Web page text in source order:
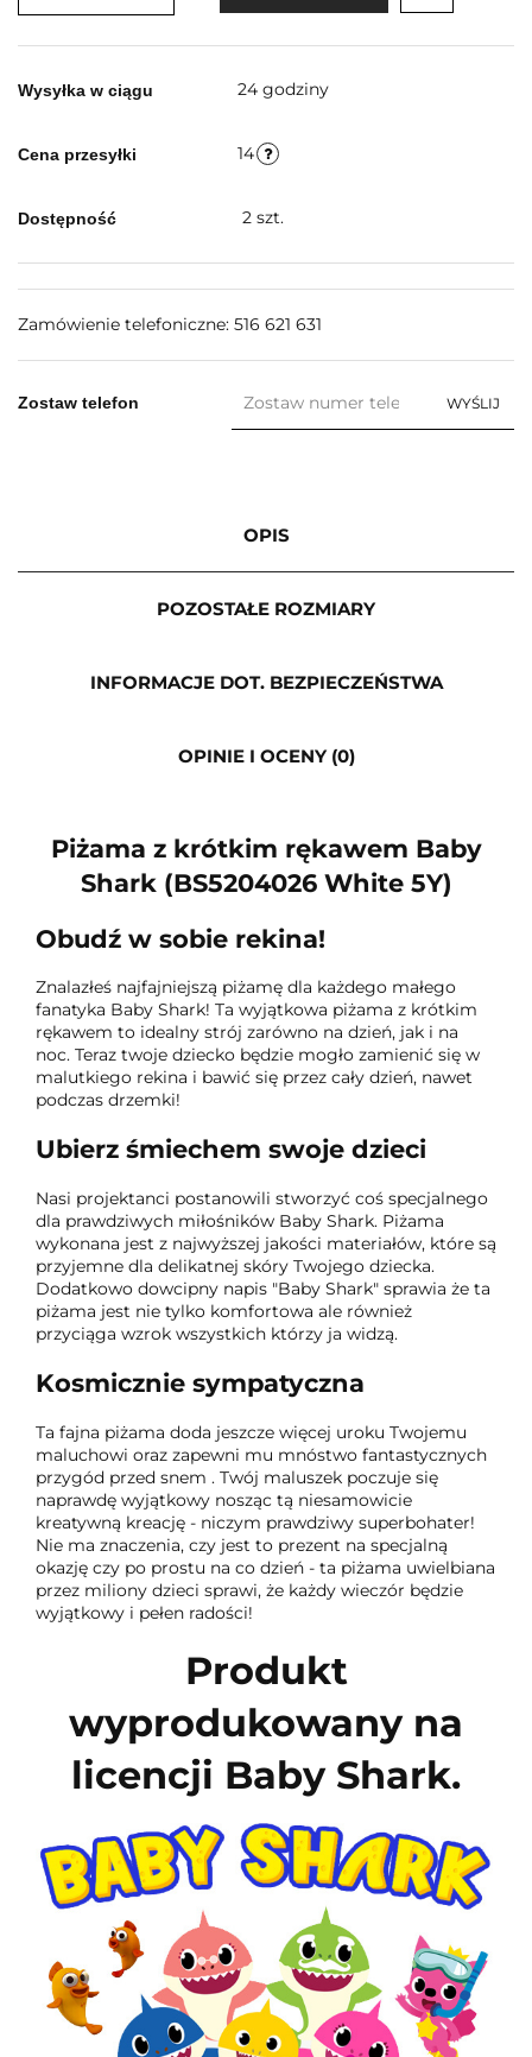
Wysyłka w ciągu 24 godziny
Cena przesyłki 14
Dostępność 2 szt.
Zamówienie telefoniczne: 516 621 631
Zostaw telefon WYŚLIJ
OPIS
POZOSTAŁE ROZMIARY
INFORMACJE DOT. BEZPIECZEŃSTWA
OPINIE I OCENY (0)
Piżama z krótkim rękawem Baby
Shark (BS5204026 White 5Y)
Obudź w sobie rekina!
Znalazłeś najfajniejszą piżamę dla każdego małego
fanatyka Baby Shark! Ta wyjątkowa piżama z krótkim
rękawem to idealny strój zarówno na dzień, jak i na
noc. Teraz twoje dziecko będzie mogło zamienić się w
malutkiego rekina i bawić się przez cały dzień, nawet
podczas drzemki!
Ubierz śmiechem swoje dzieci
Nasi projektanci postanowili stworzyć coś specjalnego
dla prawdziwych miłośników Baby Shark. Piżama
wykonana jest z najwyższej jakości materiałów, które są
przyjemne dla delikatnej skóry Twojego dziecka.
Dodatkowo dowcipny napis "Baby Shark" sprawia że ta
piżama jest nie tylko komfortowa ale również
przyciąga wzrok wszystkich którzy ja widzą.
Kosmicznie sympatyczna
Ta fajna piżama doda jeszcze więcej uroku Twojemu
maluchowi oraz zapewni mu mnóstwo fantastycznych
przygód przed snem . Twój maluszek poczuje się
naprawdę wyjątkowy nosząc tą niesamowicie
kreatywną kreację - niczym prawdziwy superbohater!
Nie ma znaczenia, czy jest to prezent na specjalną
okazję czy po prostu na co dzień - ta piżama uwielbiana
przez miliony dzieci sprawi, że każdy wieczór będzie
wyjątkowy i pełen radości!
Produkt
wyprodukowany na
licencji Baby Shark.